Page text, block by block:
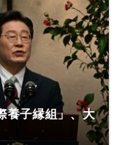
養子縁組」、大